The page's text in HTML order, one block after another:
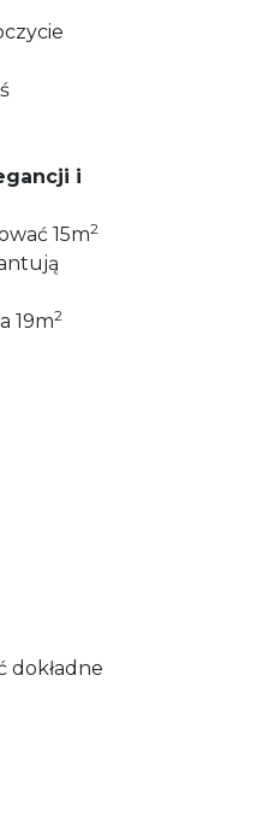
i
15m2
19m2
dokładne